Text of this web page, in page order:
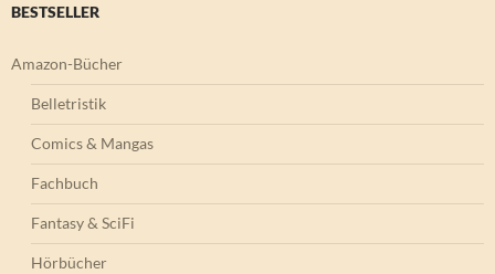
BESTSELLER
Amazon-Bücher
Belletristik
Comics & Mangas
Fachbuch
Fantasy & SciFi
Hörbücher